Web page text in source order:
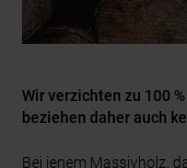
Wir verzichten zu 100
beziehen daher auch
Bei jenem Massivholz,